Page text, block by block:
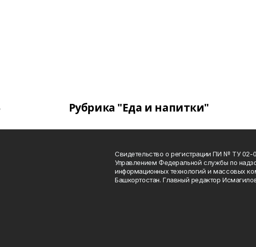
Рубрика "Еда и напитки"
Свидетельство о регистрации ПИ № ТУ 02-
Управлением Федеральной службы по
информационных технологий и массовых
Башкортостан. Главный редактор